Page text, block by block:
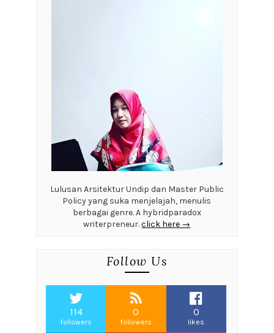
Lulusan Arsitektur Undip dan Master Public
Policy yang suka menjelajah, menulis
berbagai genre. A hybridparadox
writerpreneur.click here →
Follow Us
114
followers
0
followers
0
likes